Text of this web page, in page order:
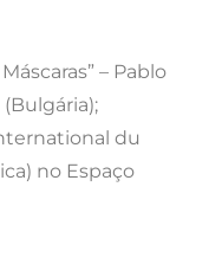
– Pablo
(Bulgária);
du
no Espaço